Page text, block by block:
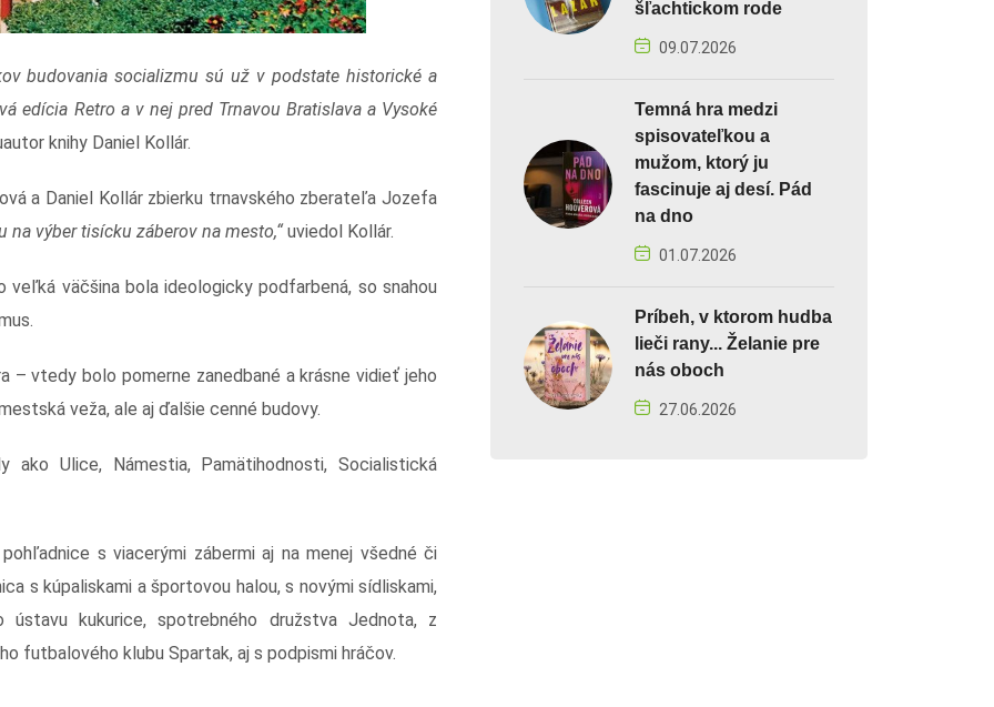
budovania socializmu sú už v podstate historické a
edícia Retro a v nej pred Trnavou Bratislava a Vysoké
knihy Daniel Kollár.
a Daniel Kollár zbierku trnavského zberateľa Jozefa
na výber tisícku záberov na mesto,“uviedol Kollár.
veľká väčšina bola ideologicky podfarbená, so snahou
vtedy bolo pomerne zanedbané a krásne vidieť jeho
veža, ale aj ďalšie cenné budovy.
ako Ulice, Námestia, Pamätihodnosti, Socialistická
s viacerými zábermi aj na menej všedné či
s kúpaliskami a športovou halou, s novými sídliskami,
ústavu kukurice, spotrebného družstva Jednota, z
futbalového klubu Spartak, aj s podpismi hráčov.
šľachtickom rode
09.07.2026
Temná hra medzi
spisovateľkou a
mužom, ktorý ju
fascinuje aj desí. Pád
na dno
01.07.2026
Príbeh, v ktorom hudba
lieči rany... Želanie pre
nás oboch
27.06.2026